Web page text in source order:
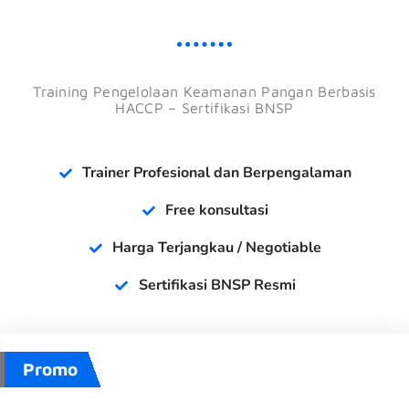
Training Pengelolaan Keamanan Pangan Berbasis
HACCP – Sertifikasi BNSP
Trainer Profesional dan Berpengalaman
Free konsultasi
Harga Terjangkau / Negotiable
Sertifikasi BNSP Resmi
Basic
Promo